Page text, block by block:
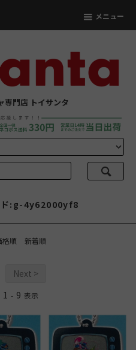
メニュー
専門店 トイサンタ
ド:g-4y62000yf8
格順 新着順
Next >
1 - 9 表示